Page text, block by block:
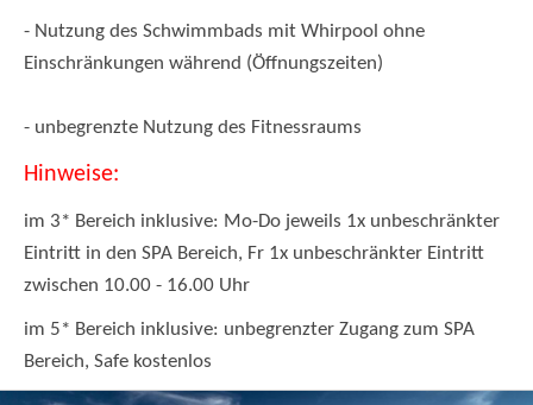
- Nutzung des Schwimmbads mit Whirpool ohne
Einschränkungen während (Öffnungszeiten)
- unbegrenzte Nutzung des Fitnessraums
Hinweise:
im 3* Bereich inklusive: Mo-Do jeweils 1x unbeschränkter
Eintritt in den SPA Bereich, Fr 1x unbeschränkter Eintritt
zwischen 10.00 - 16.00 Uhr
im 5* Bereich inklusive: unbegrenzter Zugang zum SPA
Bereich, Safe kostenlos